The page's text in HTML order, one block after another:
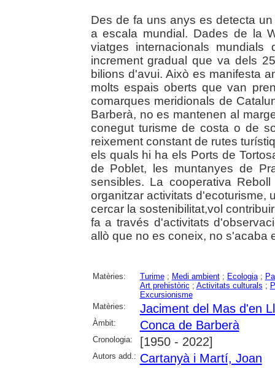
Des de fa uns anys es detecta
a escala mundial. Dades de la
viatges internacionals
increment gradual que va dels
bilions d'avui. Això es manifesta
molts espais oberts que van
comarques meridionals de
Barberà, no es mantenen al
conegut turisme de costa o de
reixement constant de rutes
els quals hi ha els Ports de
de Poblet, les muntanyes de
sensibles. La cooperativa
organitzar activitats d'ecoturisme,
cercar la sostenibilitat,vol
fa a través d'activitats
allò que no es coneix, no s'acaba
Matèries: Turime; Medi ambient; Ecologia;
Art prehistòric ; Activitats culturals ;
Excursionisme
Matèries:
Jaciment del Mas d'en
Àmbit: Conca de Barberà
Cronologia: [1950 - 2022]
Autors add.: Cartanyà i Martí, Joan